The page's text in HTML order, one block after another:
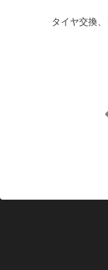
タイヤ交換